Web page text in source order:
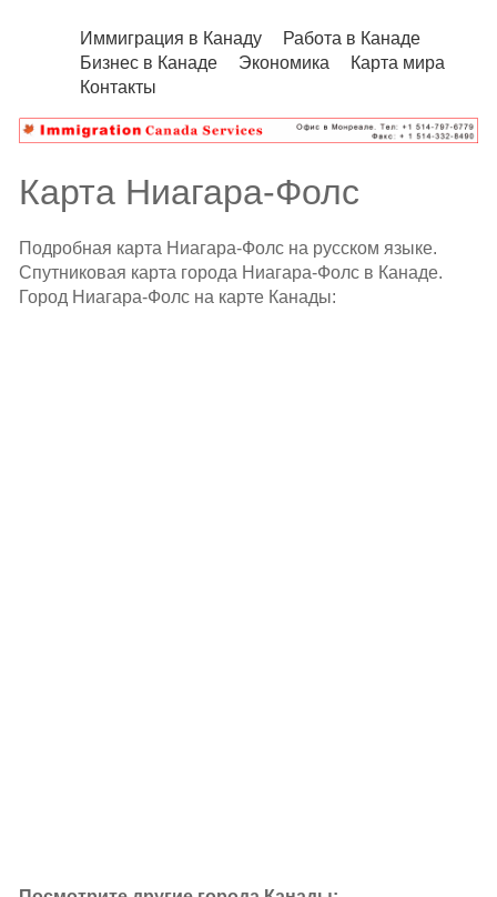
Иммиграция в Канаду
Работа в Канаде
Бизнес в Канаде
Экономика
Карта мира
Контакты
Карта Ниагара-Фолс
Подробная карта Ниагара-Фолс на русском языке.
Спутниковая карта города Ниагара-Фолс в Канаде.
Город Ниагара-Фолс на карте Канады: